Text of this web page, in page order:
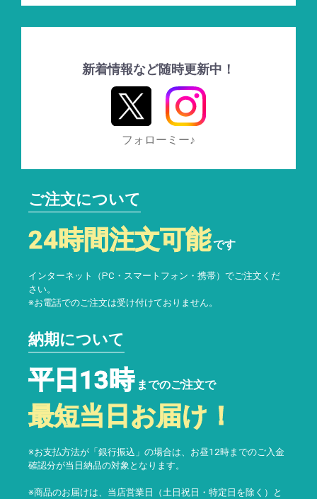
新着情報など随時更新中！
フォローミー♪
ご注文について
24時間注文可能です
インターネット（PC・スマートフォン・携帯）でご注文くだ
さい。
※お電話でのご注文は受け付けておりません。
納期について
平日13時 までのご注文で
最短当日お届け！
※お支払方法が「銀行振込」の場合は、お昼12時までのご入金
確認分が当日納品の対象となります。
※商品のお届けは、当店営業日（土日祝日・特定日を除く）と